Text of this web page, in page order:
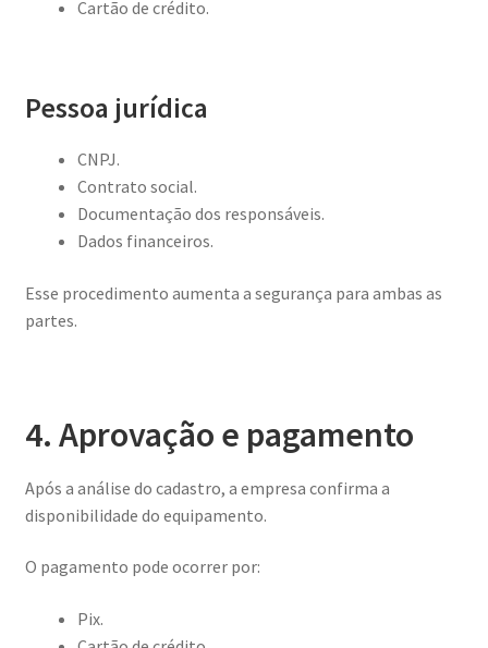
Cartão de crédito.
Pessoa jurídica
CNPJ.
Contrato social.
Documentação dos responsáveis.
Dados financeiros.
Esse procedimento aumenta a segurança para ambas as
partes.
4. Aprovação e pagamento
Após a análise do cadastro, a empresa confirma a
disponibilidade do equipamento.
O pagamento pode ocorrer por:
Pix.